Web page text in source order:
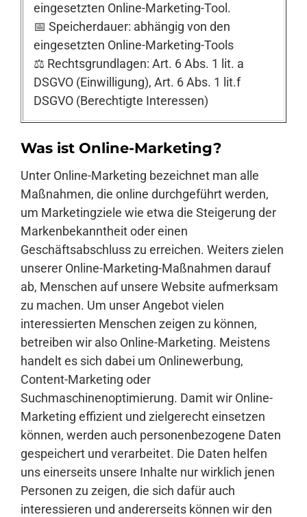
eingesetzten Online-Marketing-Tool.
📅 Speicherdauer: abhängig von den
eingesetzten Online-Marketing-Tools
⚖️ Rechtsgrundlagen: Art. 6 Abs. 1 lit. a
DSGVO (Einwilligung), Art. 6 Abs. 1 lit.f
DSGVO (Berechtigte Interessen)
Was ist Online-Marketing?
Unter Online-Marketing bezeichnet man alle
Maßnahmen, die online durchgeführt werden,
um Marketingziele wie etwa die Steigerung der
Markenbekanntheit oder einen
Geschäftsabschluss zu erreichen. Weiters zielen
unserer Online-Marketing-Maßnahmen darauf
ab, Menschen auf unsere Website aufmerksam
zu machen. Um unser Angebot vielen
interessierten Menschen zeigen zu können,
betreiben wir also Online-Marketing. Meistens
handelt es sich dabei um Onlinewerbung,
Content-Marketing oder
Suchmaschinenoptimierung. Damit wir Online-
Marketing effizient und zielgerecht einsetzen
können, werden auch personenbezogene Daten
gespeichert und verarbeitet. Die Daten helfen
uns einerseits unsere Inhalte nur wirklich jenen
Personen zu zeigen, die sich dafür auch
interessieren und andererseits können wir den